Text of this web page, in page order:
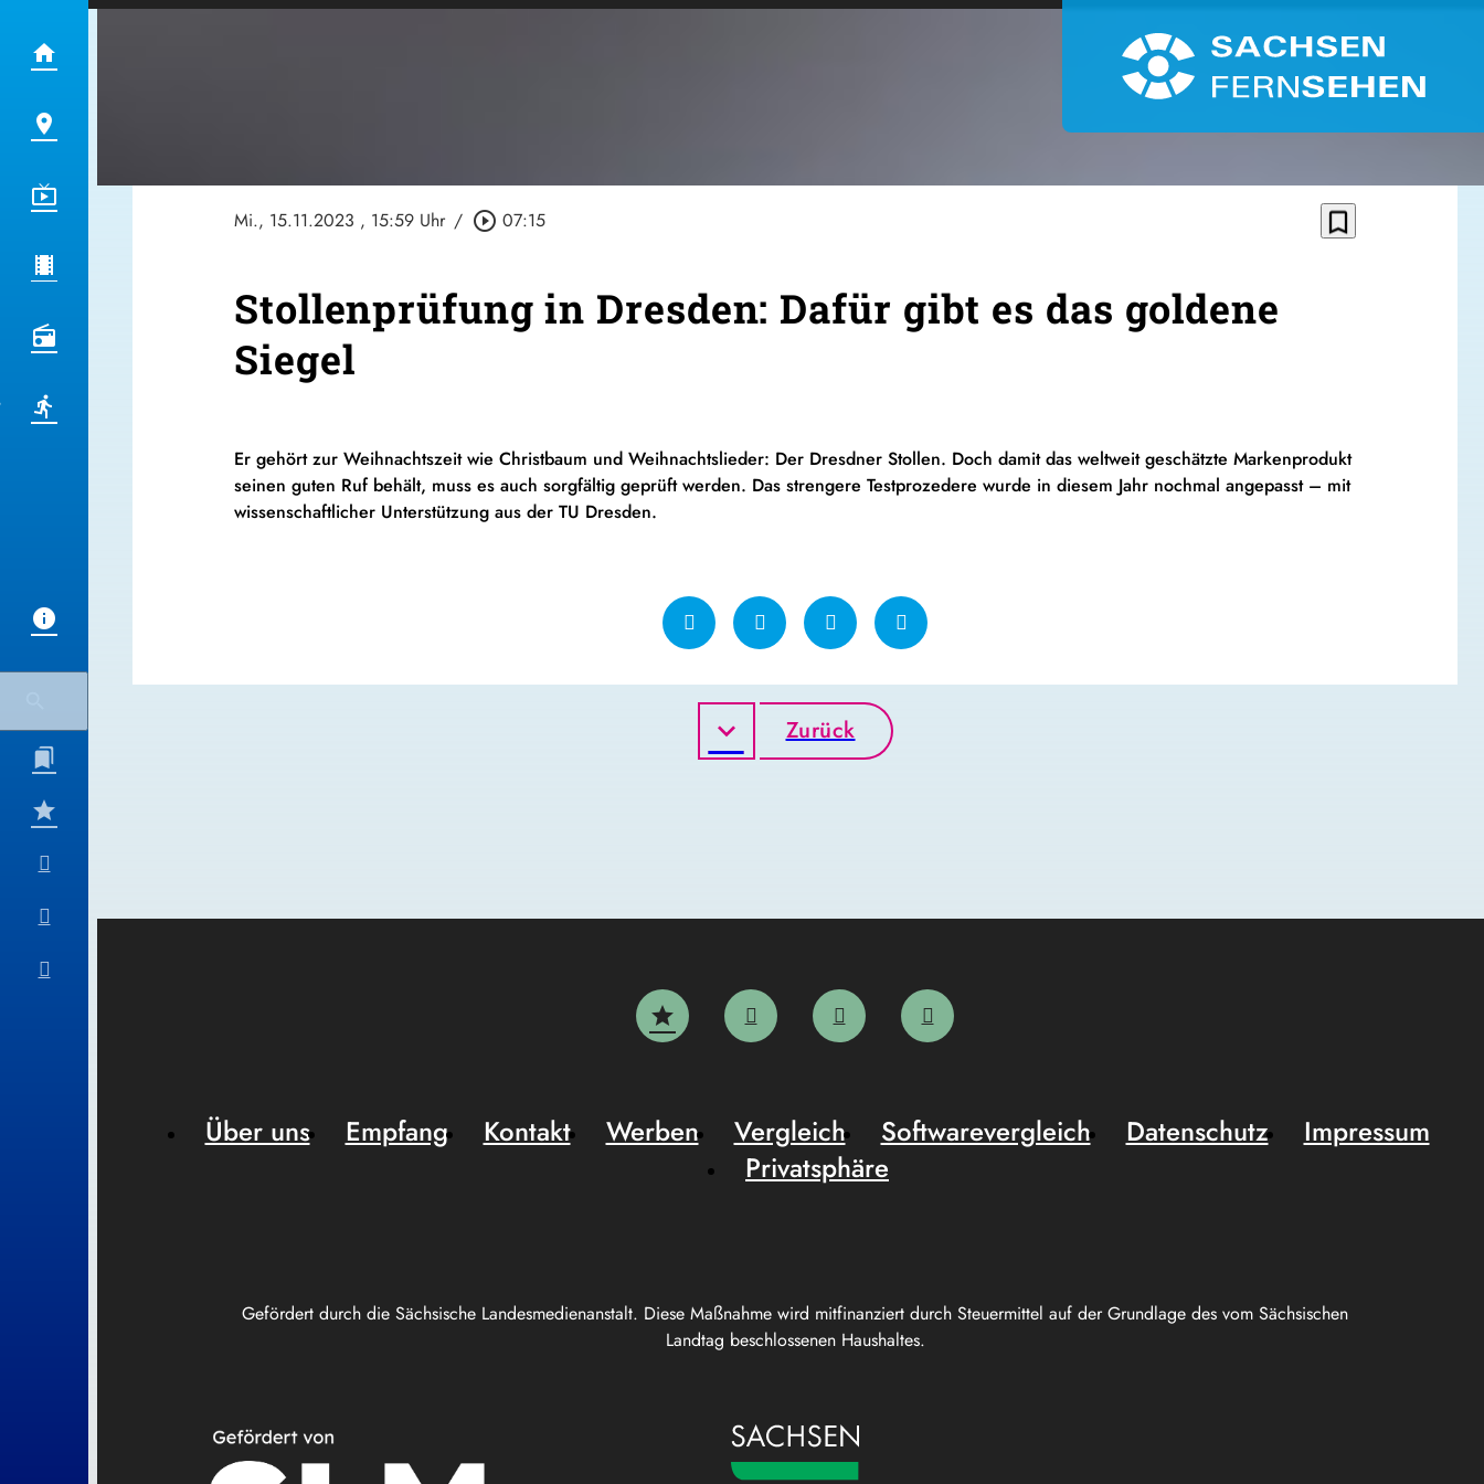
Mi., 15.11.2023 , 15:59 Uhr / play_circle_outline 07:15 bookmark_border
Stollenprüfung in Dresden: Dafür gibt es das goldene
Siegel
Er gehört zur Weihnachtszeit wie Christbaum und Weihnachtslieder: Der Dresdner Stollen. Doch damit das weltweit geschätzte Markenprodukt
seinen guten Ruf behält, muss es auch sorgfältig geprüft werden. Das strengere Testprozedere wurde in diesem Jahr nochmal angepasst – mit
wissenschaftlicher Unterstützung aus der TU Dresden.
Zurück
Gefördert durch die Sächsische Landesmedienanstalt. Diese Maßnahme wird mitfinanziert durch Steuermittel auf der Grundlage des vom Sächsischen
Landtag beschlossenen Haushaltes.
Über uns Empfang Kontakt Werben Vergleich Softwarevergleich Datenschutz
Impressum
Privatsphäre